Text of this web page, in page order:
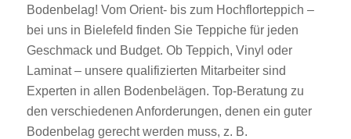
Bodenbelag! Vom Orient- bis zum Hochflorteppich –
bei uns in Bielefeld finden Sie Teppiche für jeden
Geschmack und Budget. Ob Teppich, Vinyl oder
Laminat – unsere qualifizierten Mitarbeiter sind
Experten in allen Bodenbelägen. Top-Beratung zu
den verschiedenen Anforderungen, denen ein guter
Bodenbelag gerecht werden muss, z. B.